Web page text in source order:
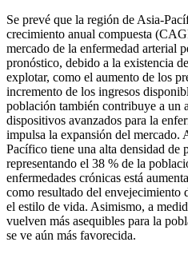
Se prevé que la región de Asia-
crecimiento anual compuesta
mercado de la enfermedad arterial
pronóstico, debido a la existencia
explotar, como el aumento de los
incremento de los ingresos
población también contribuye a un
dispositivos avanzados para la
impulsa la expansión del mercado.
Pacífico tiene una alta densidad de
representando el 38 % de la
enfermedades crónicas está
como resultado del envejecimiento
el estilo de vida. Asimismo, a
vuelven más asequibles para la
se ve aún más favorecida.